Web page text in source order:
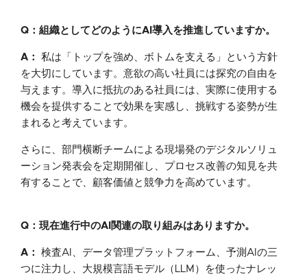
Q：組織としてどのようにAI導入を推進していますか。
A：
私は「トップを強め、ボトムを支える」という方針
を大切にしています。意欲の高い社員には探究の自由を
与えます。導入に抵抗のある社員には、実際に使用する
機会を提供することで効果を実感し、挑戦する姿勢が生
まれると考えています。
さらに、部門横断チームによる現場発のデジタルソリュ
ーション発表会を定期開催し、プロセス改善の知見を共
有することで、顧客価値と競争力を高めています。
Q：現在進行中のAI関連の取り組みはありますか。
A：
検査AI、データ管理プラットフォーム、予測AIの三
つに注力し、大規模言語モデル（LLM）を使ったナレッ